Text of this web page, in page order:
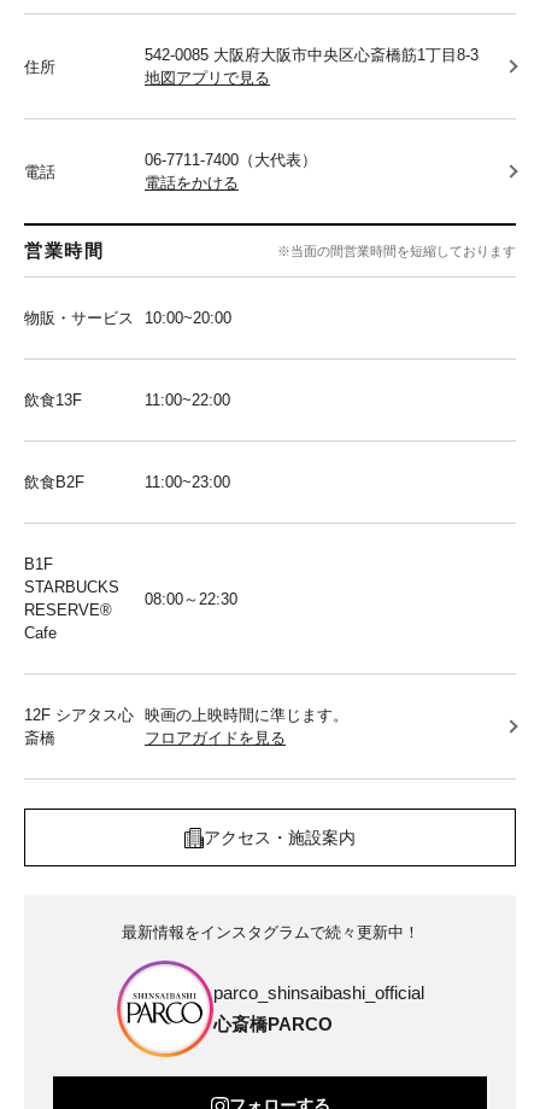
住所
542-0085 大阪府大阪市中央区心斎橋筋1丁目8-3
地図アプリで見る
電話
06-7711-7400（大代表）
電話をかける
営業時間 ※当面の間営業時間を短縮しております
物販・サービス 10:00~20:00
飲食13F 11:00~22:00
飲食B2F 11:00~23:00
B1F
STARBUCKS
RESERVE®︎
Cafe
08:00～22:30
12F シアタス心
斎橋
映画の上映時間に準じます。
フロアガイドを見る
アクセス・施設案内
最新情報をインスタグラムで続々更新中！
parco_shinsaibashi_official
心斎橋PARCO